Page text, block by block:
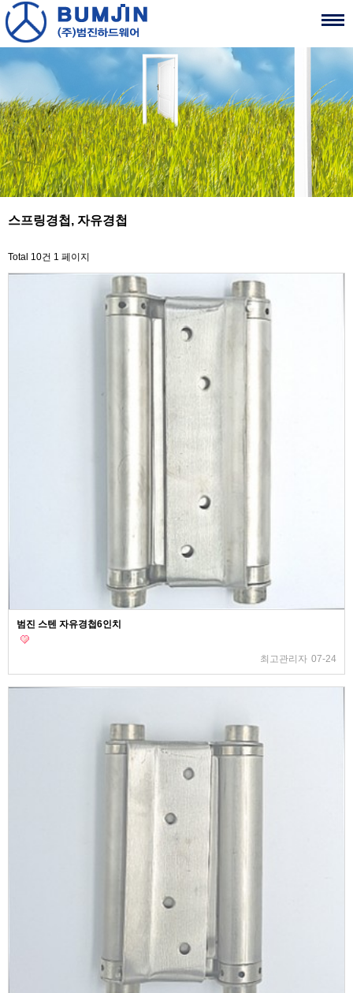
스프링경첩, 자유경첩
Total 10건 1 페이지
범진 스텐 자유경첩6인치
최고관리자 07-24